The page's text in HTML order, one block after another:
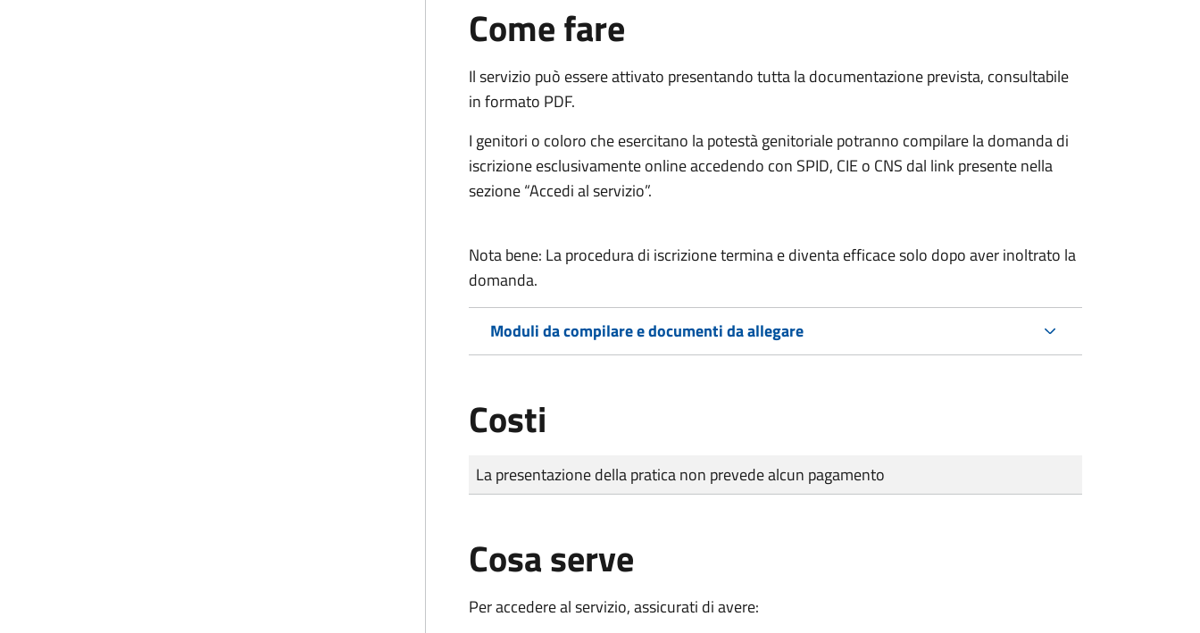
Come fare
Il servizio può essere attivato presentando tutta la documentazione prevista, consultabile
in formato PDF.
I genitori o coloro che esercitano la potestà genitoriale potranno compilare la domanda di
iscrizione esclusivamente online accedendo con SPID, CIE o CNS dal link presente nella
sezione “Accedi al servizio”.
Nota bene: La procedura di iscrizione termina e diventa efficace solo dopo aver inoltrato la
domanda.
Moduli da compilare e documenti da allegare
Costi
Tipo di pagamento
Importo
La presentazione della pratica non prevede alcun pagamento
Cosa serve
Per accedere al servizio, assicurati di avere: